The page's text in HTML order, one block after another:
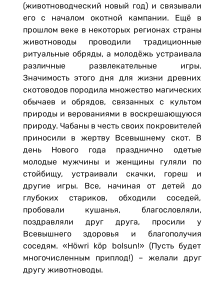
(животноводческий новый год) и связывали
его с началом окотной кампании. Ещё в
прошлом веке в некоторых регионах страны
животноводы проводили традиционные
ритуальные обряды, а молодёжь устраивала
различные развлекательные игры.
Значимость этого дня для жизни древних
скотоводов породила множество магических
обычаев и обрядов, связанных с культом
природы и верованиями в воскрешающуюся
природу. Чабаны в честь своих покровителей
приносили в жертву Всевышнему скот. В
день Нового года празднично одетые
молодые мужчины и женщины гуляли по
стойбищу, устраивали скачки, гореш и
другие игры. Все, начиная от детей до
глубоких стариков, обходили соседей,
пробовали кушанья, благословляли,
поздравляли друг друга, просили у
Всевышнего здоровья и благополучия
соседям. «Höwri köp bolsun!» (Пусть будет
многочисленным приплод!) – желали друг
другу животноводы.